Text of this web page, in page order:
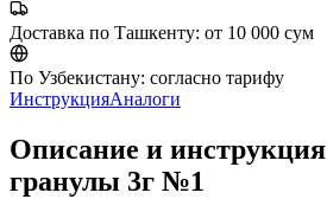
Доставка по Ташкенту: от 10 000 сум
По Узбекистану: согласно тарифу
ИнструкцияАналоги
Описание и
гранулы 3г №1